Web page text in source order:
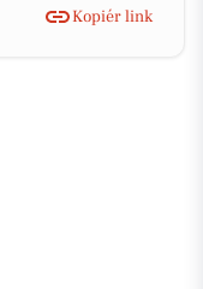
Kopiér link